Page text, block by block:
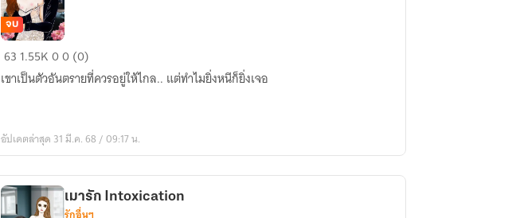
เล่ห์
ร้าย
พันธนาการ
จบ
63 1.55K00 (0)
เขาเป็นตัวอันตรายที่ควรอยู่ให้ไกล.. แต่ทำไมยิ่งหนีก็ยิ่งเจอ
อัปเดตล่าสุด 31 มี.ค. 68 / 09:17 น.
เมารัก Intoxication